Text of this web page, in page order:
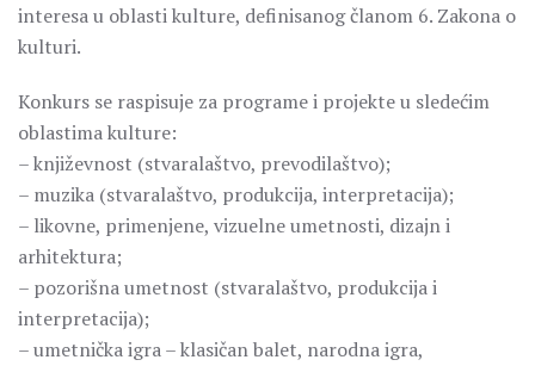
interesa u oblasti kulture, definisanog članom 6. Zakona o
kulturi.
Konkurs se raspisuje za programe i projekte u sledećim
oblastima kulture:
– književnost (stvaralaštvo, prevodilaštvo);
– muzika (stvaralaštvo, produkcija, interpretacija);
– likovne, primenjene, vizuelne umetnosti, dizajn i
arhitektura;
– pozorišna umetnost (stvaralaštvo, produkcija i
interpretacija);
– umetnička igra – klasičan balet, narodna igra,